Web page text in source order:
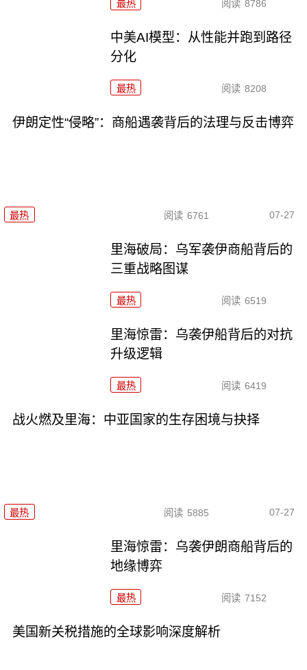
最热 阅读 8786
中美AI模型：从性能并跑到路径
分化
最热 阅读 8208
伊朗定性“侵略”：商船遇袭背后的法理与反击博弈
最热 阅读 6761 07-27
里海破局：乌军袭伊商船背后的
三重战略图谋
最热 阅读 6519
里海惊雷：乌袭伊船背后的对抗
升级逻辑
最热 阅读 6419
战火燃及里海：中亚国家的生存困境与抉择
最热 阅读 5885 07-27
里海惊雷：乌袭伊朗商船背后的
地缘博弈
最热 阅读 7152
美国新关税措施的全球影响深度解析